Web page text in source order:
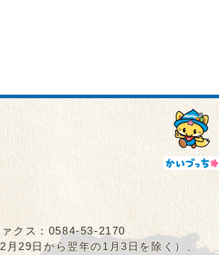
クス：0584-53-2170
月29日から翌年の1月3日を除く）、